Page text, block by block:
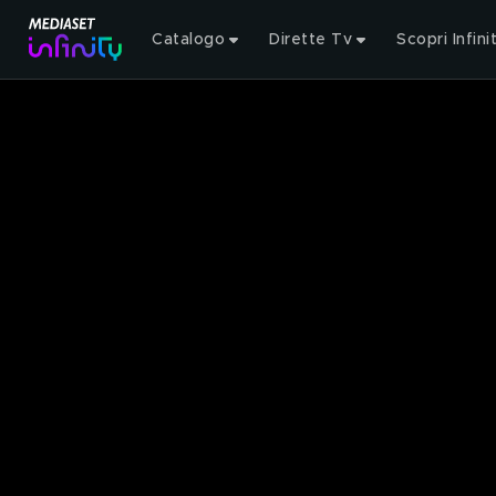
Catalogo Dirette Tv Scopri